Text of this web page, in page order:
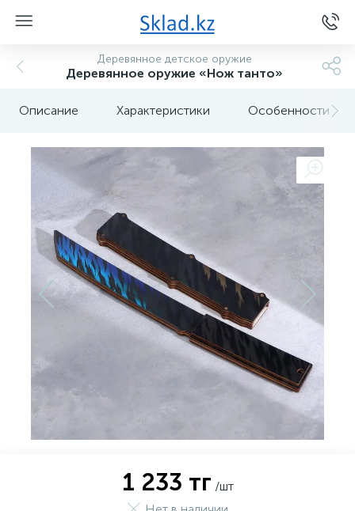
Деревянное детское оружие
Деревянное оружие «Нож танто»
Описание Характеристики Особенности
1 233 тг /шт